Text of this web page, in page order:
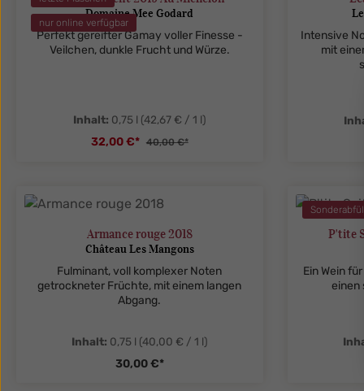
nur online verfügbar
Domaine Mee Godard
Perfekt gereifter Gamay voller Finesse -
Veilchen, dunkle Frucht und Würze.
Inhalt: 0,75 l (42,67 € / 1 l)
32,00 €* 40,00 €*
Intensive
mit
Armance rouge 2018
Château Les Mangons
Fulminant, voll komplexer Noten
getrockneter Früchte, mit einem langen
Abgang.
Inhalt: 0,75 l (40,00 € / 1 l)
30,00 €*
P'tite
Ein Wein
einen